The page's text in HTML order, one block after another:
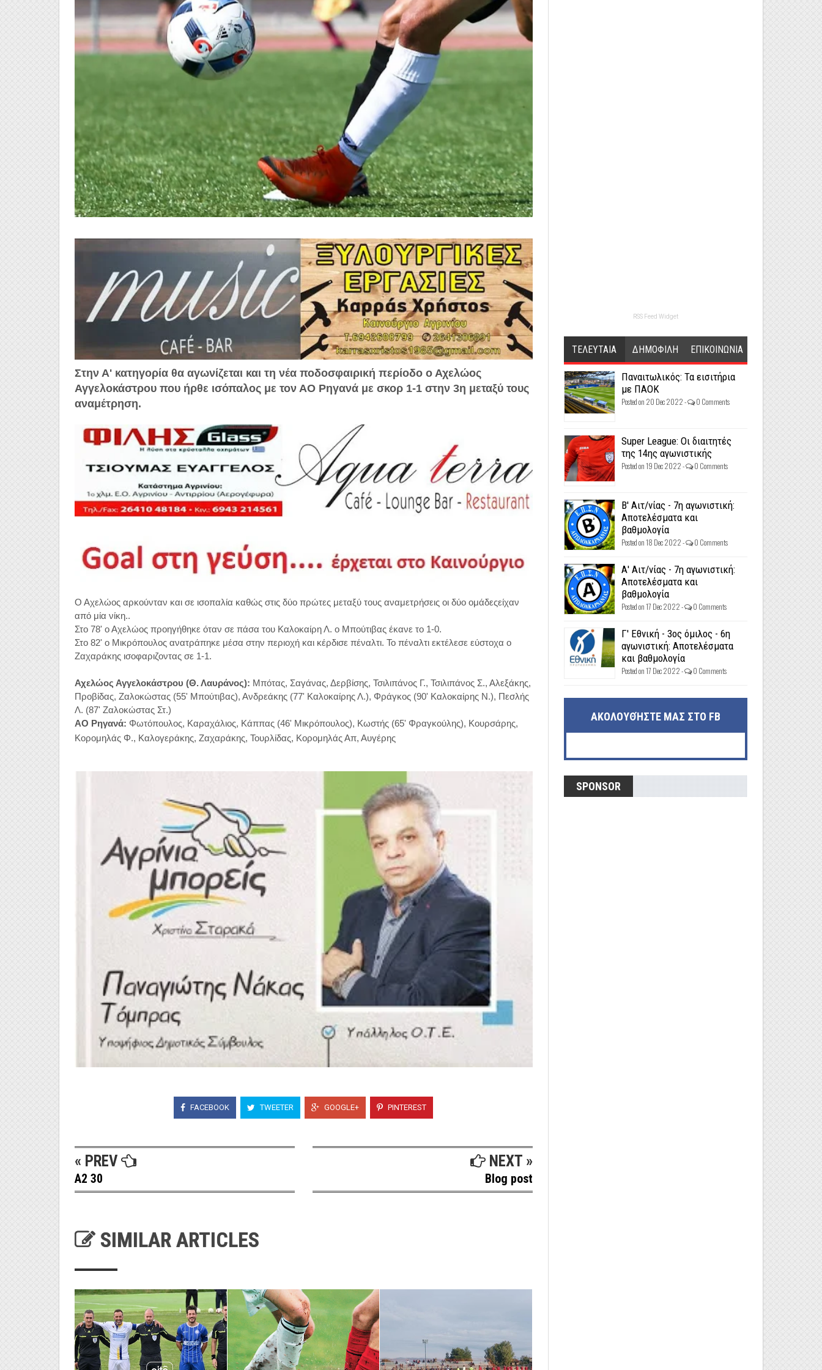
Στην Α' κατηγορία θα αγωνίζεται και τη νέα ποδοσφαιρική περίοδο ο Αχελώος
Αγγελοκάστρου που ήρθε ισόπαλος με τον ΑΟ Ρηγανά με σκορ 1-1 στην 3η μεταξύ τους
αναμέτρηση.
Ο Αχελώος αρκούνταν και σε ισοπαλία καθώς στις δύο πρώτες μεταξύ τους αναμετρήσεις οι δύο ομάδεςείχαν
από μία νίκη..
Στο 78' ο Αχελώος προηγήθηκε όταν σε πάσα του Καλοκαίρη Λ. ο Μπούτιβας έκανε το 1-0.
Στο 82' ο Μικρόπουλος ανατράπηκε μέσα στην περιοχή και κέρδισε πέναλτι. Το πέναλτι εκτέλεσε εύστοχα ο
Ζαχαράκης ισοφαριζοντας σε 1-1.
Αχελώος Αγγελοκάστρου (Θ. Λαυράνος): Μπότας, Σαγάνας, Δερβίσης, Τσιλιπάνος Γ., Τσιλιπάνος Σ., Αλεξάκης,
Προβίδας, Ζαλοκώστας (55' Μπούτιβας), Ανδρεάκης (77' Καλοκαίρης Λ.), Φράγκος (90' Καλοκαίρης Ν.), Πεσλής
Λ. (87' Ζαλοκώστας Στ.)
ΑΟ Ρηγανά: Φωτόπουλος, Καραχάλιος, Κάππας (46' Μικρόπουλος), Κωστής (65' Φραγκούλης), Κουρσάρης,
Κορομηλάς Φ., Καλογεράκης, Ζαχαράκης, Τουρλίδας, Κορομηλάς Απ, Αυγέρης
FACEBOOK TWEETER GOOGLE+ PINTEREST
« PREV
A2 30
NEXT »
Blog post
SIMILAR ARTICLES
RSS Feed Widget
ΤΕΛΕΥΤΑΙΑ ΔΗΜΟΦΙΛΗ ΕΠΙΚΟΙΝΩΝΙΑ
Παναιτωλικός: Τα εισιτήρια
με ΠΑΟΚ
Posted on 20 Dec 2022 - 0 Comments
Super League: Οι διαιτητές
της 14ης αγωνιστικής
Posted on 19 Dec 2022 - 0 Comments
Β' Αιτ/νίας - 7η αγωνιστική:
Αποτελέσματα και
βαθμολογία
Posted on 18 Dec 2022 - 0 Comments
Α' Αιτ/νίας - 7η αγωνιστική:
Αποτελέσματα και
βαθμολογία
Posted on 17 Dec 2022 - 0 Comments
Γ' Εθνική - 3ος όμιλος - 6η
αγωνιστική: Αποτελέσματα
και βαθμολογία
Posted on 17 Dec 2022 - 0 Comments
ΑΚΟΛΟΥΘΉΣΤΕ ΜΑΣ ΣΤΟ FB
SPONSOR